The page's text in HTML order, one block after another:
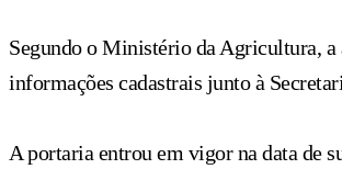
Segundo o Ministério da Agricultura, a
informações cadastrais junto à
A portaria entrou em vigor na data de